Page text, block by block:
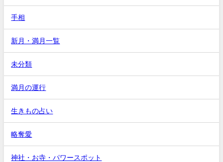
手相
新月・満月一覧
未分類
満月の運行
生きもの占い
略奪愛
神社・お寺・パワースポット